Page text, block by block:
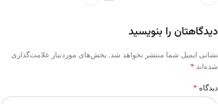
دیدگاهتان را بنویسید
نشانی ایمیل شما منتشر نخواهد شد. بخش‌های موردنیاز علامت‌گذاری
شده‌اند *
دیدگاه *